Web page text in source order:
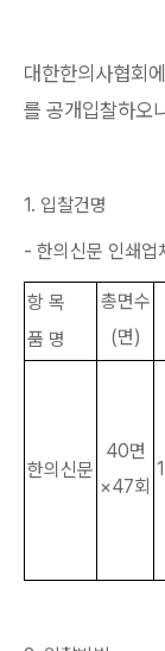
대한한의사협회
를 공개입찰하오
1. 입찰건명
- 한의신문 인쇄업
항 목
품 명
총면수
(면)
한의신문
40면
×47회